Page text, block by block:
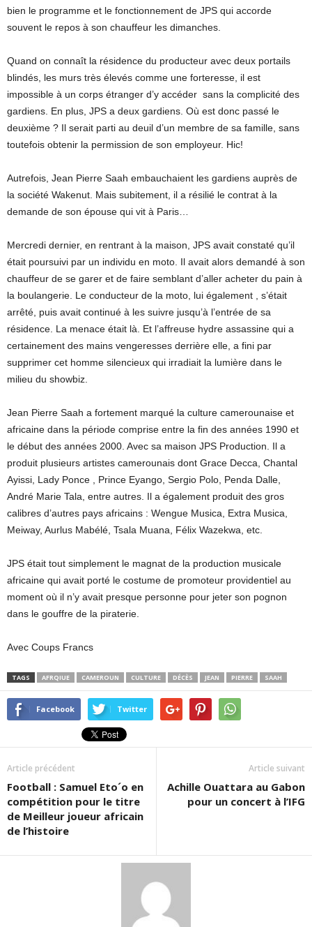
bien le programme et le fonctionnement de JPS qui accorde
souvent le repos à son chauffeur les dimanches.
Quand on connaît la résidence du producteur avec deux portails
blindés, les murs très élevés comme une forteresse, il est
impossible à un corps étranger d’y accéder sans la complicité des
gardiens. En plus, JPS a deux gardiens. Où est donc passé le
deuxième ? Il serait parti au deuil d’un membre de sa famille, sans
toutefois obtenir la permission de son employeur. Hic!
Autrefois, Jean Pierre Saah embauchaient les gardiens auprès de
la société Wakenut. Mais subitement, il a résilié le contrat à la
demande de son épouse qui vit à Paris…
Mercredi dernier, en rentrant à la maison, JPS avait constaté qu’il
était poursuivi par un individu en moto. Il avait alors demandé à son
chauffeur de se garer et de faire semblant d’aller acheter du pain à
la boulangerie. Le conducteur de la moto, lui également , s’était
arrêté, puis avait continué à les suivre jusqu’à l’entrée de sa
résidence. La menace était là. Et l’affreuse hydre assassine qui a
certainement des mains vengeresses derrière elle, a fini par
supprimer cet homme silencieux qui irradiait la lumière dans le
milieu du showbiz.
Jean Pierre Saah a fortement marqué la culture camerounaise et
africaine dans la période comprise entre la fin des années 1990 et
le début des années 2000. Avec sa maison JPS Production. Il a
produit plusieurs artistes camerounais dont Grace Decca, Chantal
Ayissi, Lady Ponce , Prince Eyango, Sergio Polo, Penda Dalle,
André Marie Tala, entre autres. Il a également produit des gros
calibres d’autres pays africains : Wengue Musica, Extra Musica,
Meiway, Aurlus Mabélé, Tsala Muana, Félix Wazekwa, etc.
JPS était tout simplement le magnat de la production musicale
africaine qui avait porté le costume de promoteur providentiel au
moment où il n’y avait presque personne pour jeter son pognon
dans le gouffre de la piraterie.
Avec Coups Francs
TAGS AFRQIUE CAMEROUN CULTURE DÉCÈS JEAN PIERRE SAAH
Facebook Twitter
Article précédent
Football : Samuel Eto´o en
compétition pour le titre
de Meilleur joueur africain
de l’histoire
Article suivant
Achille Ouattara au Gabon
pour un concert à l’IFG